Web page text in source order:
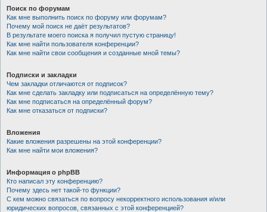
Поиск по форумам
Как мне выполнить поиск по форуму или форумам?
Почему мой поиск не даёт результатов?
В результате моего поиска я получил пустую страницу!
Как мне найти пользователя конференции?
Как мне найти свои сообщения и созданные мной темы?
Подписки и закладки
Чем закладки отличаются от подписок?
Как мне сделать закладку или подписаться на определённую тему?
Как мне подписаться на определённый форум?
Как мне отказаться от подписки?
Вложения
Какие вложения разрешены на этой конференции?
Как мне найти мои вложения?
Информация о phpBB
Кто написал эту конференцию?
Почему здесь нет такой-то функции?
С кем можно связаться по вопросу некорректного использования и/или
юридических вопросов, связанных с этой конференцией?